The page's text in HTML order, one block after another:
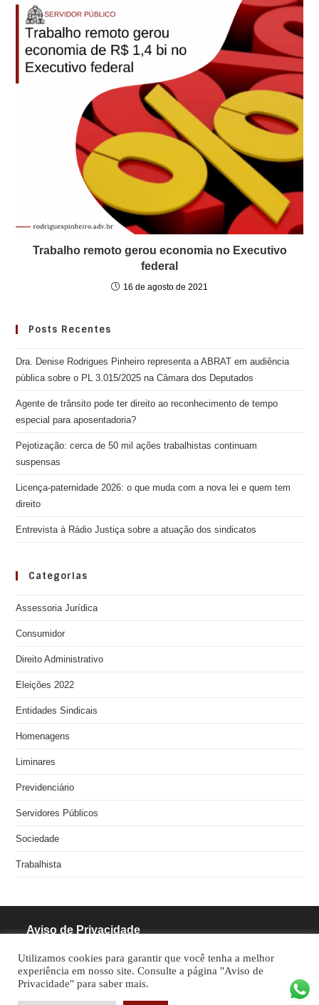
Trabalho remoto gerou economia no Executivo
federal
16 de agosto de 2021
Posts Recentes
Dra. Denise Rodrigues Pinheiro representa a ABRAT em audiência
pública sobre o PL 3.015/2025 na Câmara dos Deputados
Agente de trânsito pode ter direito ao reconhecimento de tempo
especial para aposentadoria?
Pejotização: cerca de 50 mil ações trabalhistas continuam
suspensas
Licença-paternidade 2026: o que muda com a nova lei e quem tem
direito
Entrevista à Rádio Justiça sobre a atuação dos sindicatos
Categorias
Assessoria Jurídica
Consumidor
Direito Administrativo
Eleições 2022
Entidades Sindicais
Homenagens
Liminares
Previdenciário
Servidores Públicos
Sociedade
Trabalhista
Aviso de Privacidade
RODRIGUES PINHEIRO ADVOCACIA S/S
CNPJ: 05.462.770/0001-70
Utilizamos cookies para garantir que você tenha a melhor
experiência em nosso site. Consulte a página "Aviso de
Privacidade" para saber mais.